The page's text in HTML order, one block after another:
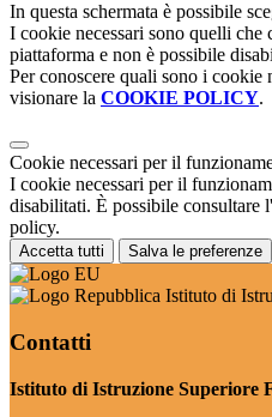
In questa schermata è possibile
I cookie necessari sono quelli
piattaforma e non è possibile
Per conoscere quali sono i cookie
visionare la COOKIE POLICY.
Cookie necessari per il
I cookie necessari per il
disabilitati. È possibile consultare
policy.
Accetta tutti Salva le preferenze
Istituto di
Contatti
Istituto di Istruzione Superiore